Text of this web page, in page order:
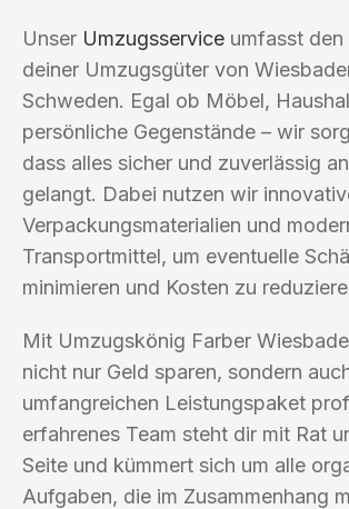
Unser Umzugsservice umfasst
deiner Umzugsgüter von
Schweden. Egal ob Möbel,
persönliche Gegenstände – wir
dass alles sicher und zuverlässig
gelangt. Dabei nutzen wir
Verpackungsmaterialien und
Transportmittel, um eventuelle
minimieren und Kosten zu
Mit Umzugskönig Farber
nicht nur Geld sparen, sondern
umfangreichen Leistungspaket
erfahrenes Team steht dir mit Rat
Seite und kümmert sich um alle
Aufgaben, die im Zusammenhang